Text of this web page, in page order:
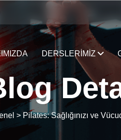
DERSLERIMIZ
> Pilates: Sağlığınızı ve